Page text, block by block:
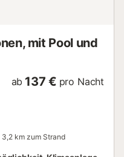
mit Pool und
ab 137 € pro Nacht
3,2 km zum Strand